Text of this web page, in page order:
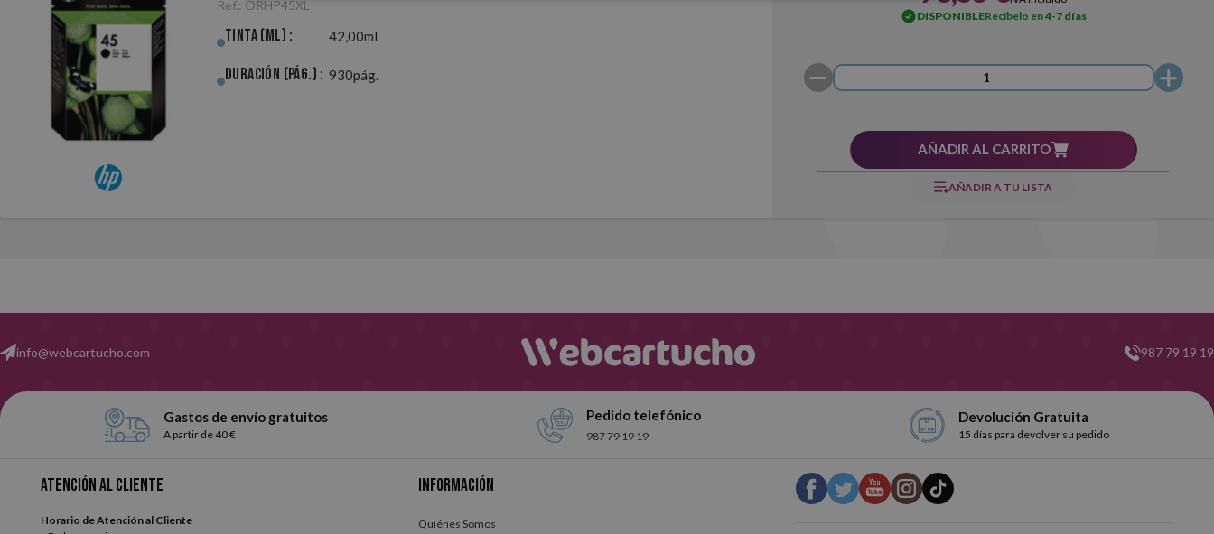
Ref.: ORHP45XL
Tinta (ml) : 42,00ml
Duración (pág.) : 930pág.
DISPONIBLERecíbelo en4-7 días
AÑADIR AL CARRITO
AÑADIR A TU LISTA
info@webcartucho.com 987 79 19 19
Gastos de envío gratuitos
A partir de 40 €
Pedido telefónico
987 79 19 19
Devolución Gratuita
15 días para devolver su pedido
Atención al cliente
Horario de Atención al Cliente
Información
Quiénes Somos